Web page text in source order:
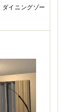
イニングゾー